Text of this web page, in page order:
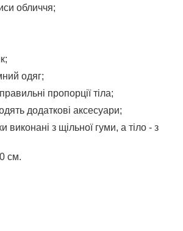
обличчя;
одяг;
пропорції тіла;
додаткові аксесуари;
виконані з щільної гуми, а тіло - з
см.